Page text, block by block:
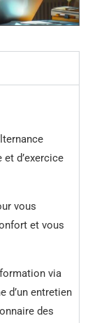
d’exercice
vous
et vous
via
d’un entretien
des